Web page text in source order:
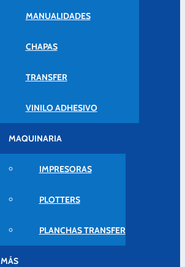
MANUALIDADES
CHAPAS
TRANSFER
VINILO ADHESIVO
MAQUINARIA
IMPRESORAS
PLOTTERS
PLANCHAS TRANSFER
MÁS